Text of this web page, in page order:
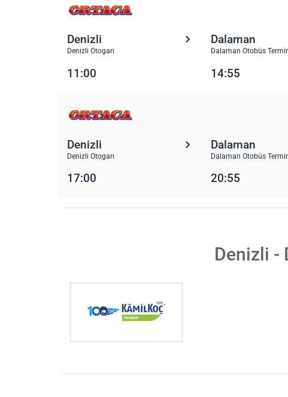
Denizli
Denizli Otogarı
Dalaman
Dalaman Otobüs
11:00 14:55
Denizli
Denizli Otogarı
Dalaman
Dalaman Otobüs
17:00 20:55
Denizli -